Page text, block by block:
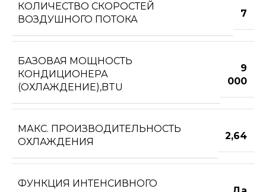
КОЛИЧЕСТВО СКОРОСТЕЙ
ВОЗДУШНОГО ПОТОКА
7
БАЗОВАЯ МОЩНОСТЬ
КОНДИЦИОНЕРА
(ОХЛАЖДЕНИЕ),BTU
9
000
МАКС. ПРОИЗВОДИТЕЛЬНОСТЬ
ОХЛАЖДЕНИЯ
2,64
ФУНКЦИЯ ИНТЕНСИВНОГО